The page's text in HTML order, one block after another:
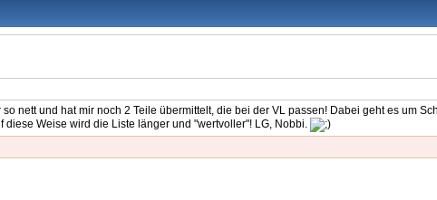
nett und hat mir noch 2 Teile übermittelt, die bei der VL passen! Dabei geht es um
Weise wird die Liste länger und "wertvoller"! LG, Nobbi.